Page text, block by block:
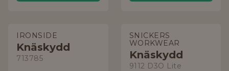
IRONSIDE
Knäskydd
713785
SNICKERS
WORKWEAR
Knäskydd
9112 D3O Lite